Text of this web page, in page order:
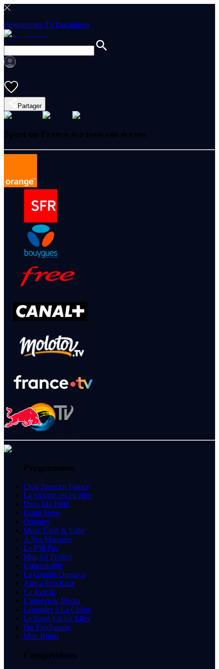
Programmes TVDisciplines
Partager
Sport en France sur tous vos écrans
Programmes
Club Sport en France
La victoire est en elles
Dans Ma Fédé
Esprit Sport
Origines
Mma, Chill & Fight
A Vos Marques
Le P'tit Pac
Mon Gr Préféré
Unbreakable
La Grande Question
Africa Eco Race
Ce Jour-là
L'interview Media
Légendes à La Chêne
Le Sport Est En Elles
On S'enflamme
Mon Rituel
Compétitions